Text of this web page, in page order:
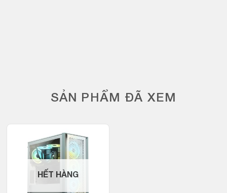
SẢN PHẨM ĐÃ XEM
HẾT HÀNG